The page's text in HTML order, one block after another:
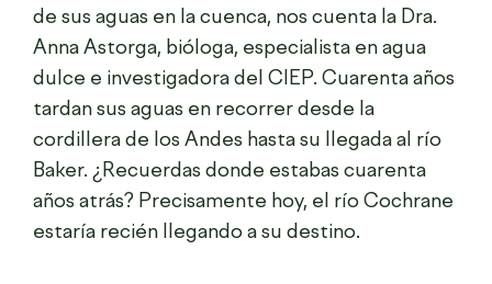
de sus aguas en la cuenca, nos cuenta la Dra.
Anna Astorga, bióloga, especialista en agua
dulce e investigadora del CIEP. Cuarenta años
tardan sus aguas en recorrer desde la
cordillera de los Andes hasta su llegada al río
Baker. ¿Recuerdas donde estabas cuarenta
años atrás? Precisamente hoy, el río Cochrane
estaría recién llegando a su destino.